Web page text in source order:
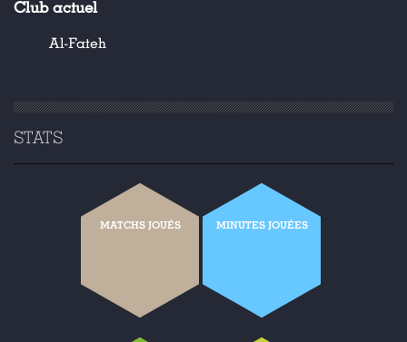
Club actuel
Al-Fateh
STATS
MATCHS JOUÉS MINUTES JOUÉES